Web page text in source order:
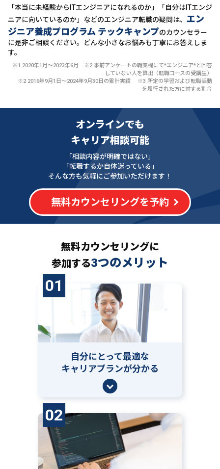
「本当に未経験からITエンジニアになれるのか」「自分はITエンジ
ニアに向いているのか」などのエンジニア転職の疑問は、 エン
ジニア養成プログラム テックキャンプのカウンセラー
に是非ご相談ください。どんな小さなお悩みも丁寧にお答えしま
す。
※1 2020年1月〜2023年6月 ※2 事前アンケートの職業欄にて*エンジニア*と回答
していない人を算出（転職コースの受講生）
※2 2016年9月1日〜2024年9月30日の累計実績 ※3 所定の学習および転職活動
を履行された方に対する割合
オンラインでも
キャリア相談可能
「相談内容が明確ではない」
「転職するか自体迷っている」
そんな方も気軽にご参加いただけます！
無料カウンセリングを予約
無料カウンセリングに
参加する3つのメリット
01
自分にとって最適な
キャリアプランが分かる
02